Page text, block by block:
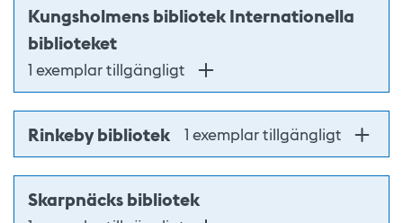
Kungsholmens bibliotek Internationella
biblioteket
1 exemplar tillgängligt
Rinkeby bibliotek 1 exemplar tillgängligt
Skarpnäcks bibliotek